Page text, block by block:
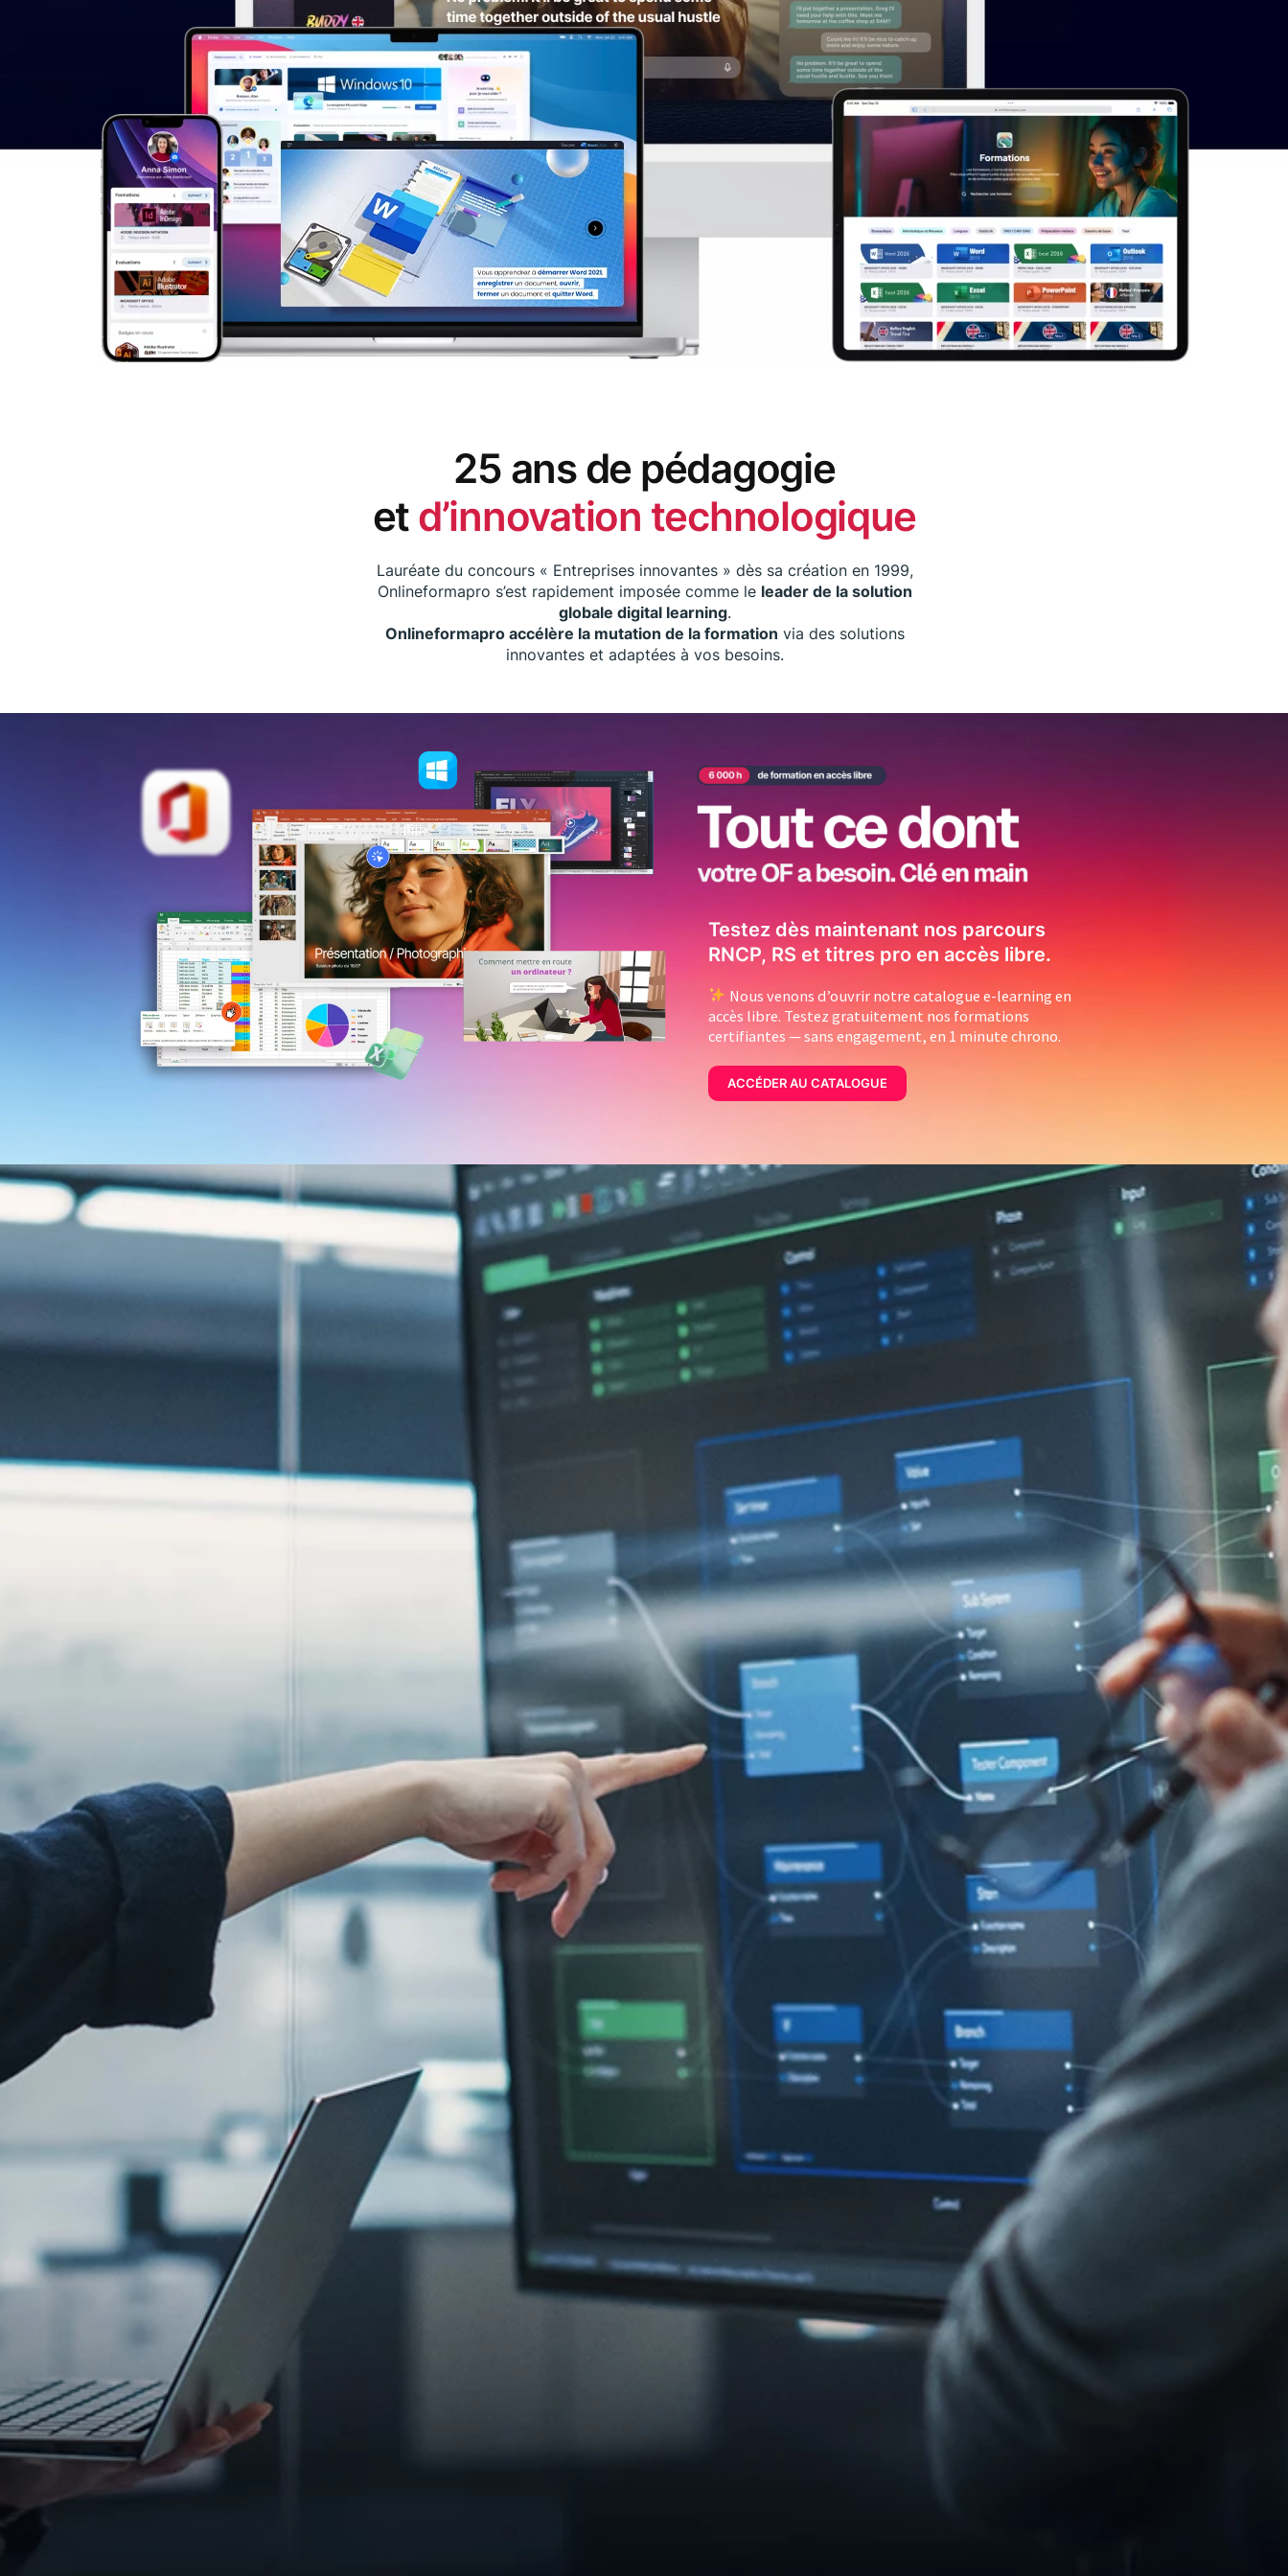
25 ans de pédagogie
etd’innovation technologique
Lauréate du concours « Entreprises innovantes » dès sa création en 1999,
Onlineformapro s’est rapidement imposée comme le leader de la solution
globale digital learning.
Onlineformapro accélère la mutation de la formation via des solutions
innovantes et adaptées à vos besoins.
Testez dès maintenant nos parcours
RNCP, RS et titres pro en accès libre.
Nous venons d’ouvrir notre catalogue e-learning en
accès libre. Testez gratuitement nos formations
certifiantes — sans engagement, en 1 minute chrono.
ACCÉDER AU CATALOGUE